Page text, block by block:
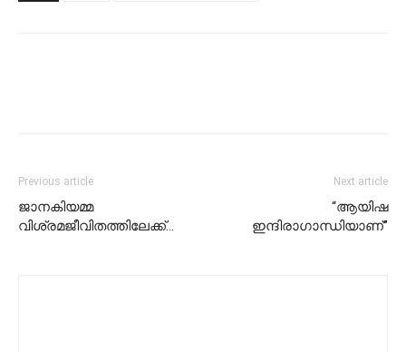
Previous article
ജാനകിയമ്മ
വിശ്രമജീവിതത്തിലേക്ക്…
Next article
“ആയിഷ
ഇന്ദിരാഗാന്ധിയാണ്”